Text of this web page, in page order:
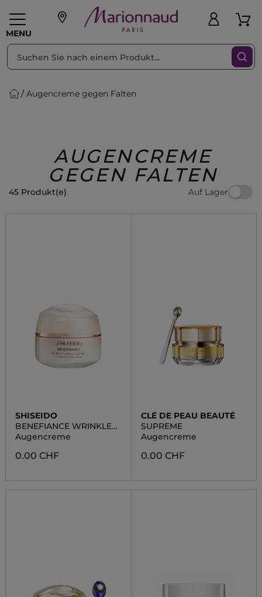
MENU
Geschenke PFLEGE
Augencreme gegen Falten
AUGENCREME
GEGEN FALTEN
45 Produkt(e) Auf Lager
sortieren nach Filter
SHISEIDO
BENEFIANCE WRINKLE
WRINKLE SMOOTHING
EYE CREAM
Augencreme
0.00 CHF
CLÉ DE PEAU BEAUTÉ
SUPREME
Augencreme
0.00 CHF